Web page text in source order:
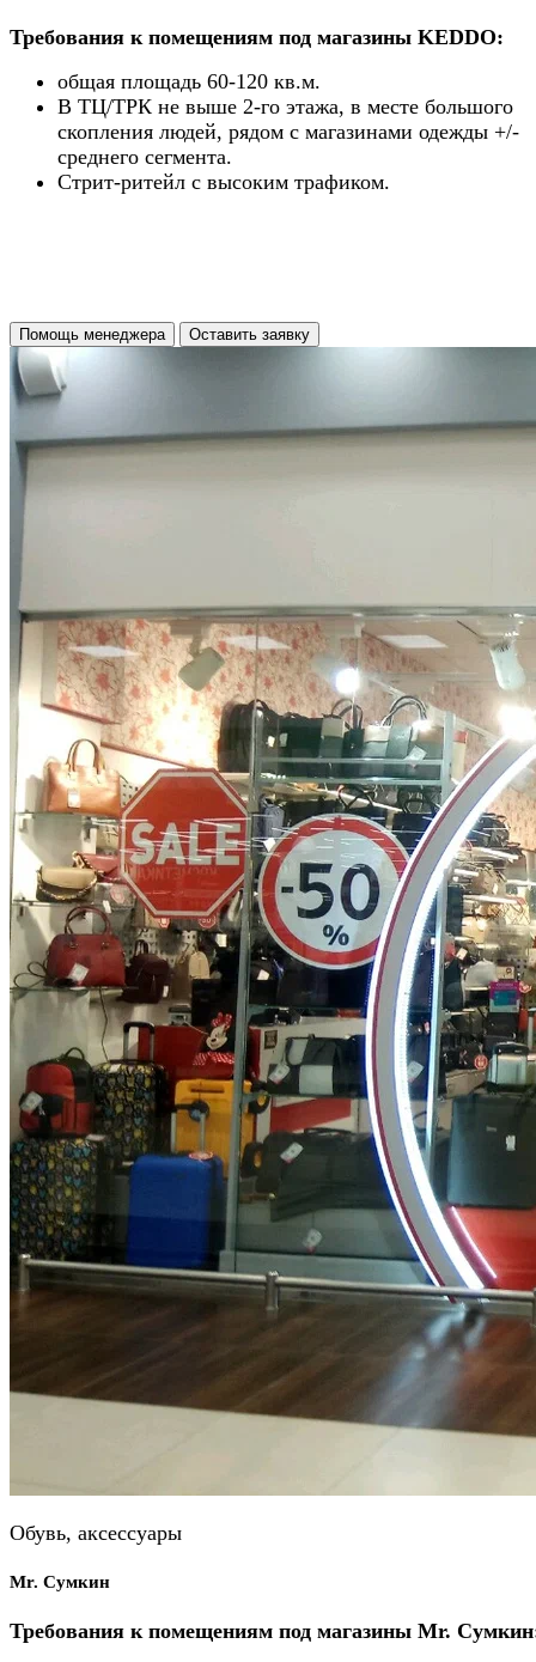
Требования к помещениям под магазины KEDDO:
общая площадь 60-120 кв.м.
В ТЦ/ТРК не выше 2-го этажа, в месте большого
скопления людей, рядом с магазинами одежды +/-
среднего сегмента.
Стрит-ритейл с высоким трафиком.
Помощь менеджера Оставить заявку
Обувь, аксессуары
Mr. Сумкин
Требования к помещениям под магазины Mr.